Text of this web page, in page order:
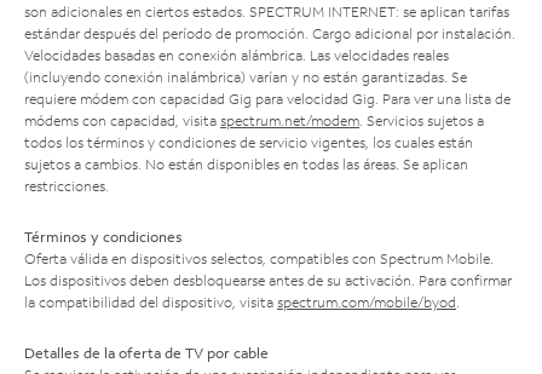
son adicionales en ciertos estados. SPECTRUM INTERNET: se aplican tarifas
estándar después del período de promoción. Cargo adicional por instalación.
Velocidades basadas en conexión alámbrica. Las velocidades reales
(incluyendo conexión inalámbrica) varían y no están garantizadas. Se
requiere módem con capacidad Gig para velocidad Gig. Para ver una lista de
módems con capacidad, visita spectrum.net/modem . Servicios sujetos a
todos los términos y condiciones de servicio vigentes, los cuales están
sujetos a cambios. No están disponibles en todas las áreas. Se aplican
restricciones.
Términos y condiciones
Oferta válida en dispositivos selectos, compatibles con Spectrum Mobile.
Los dispositivos deben desbloquearse antes de su activación. Para confirmar
la compatibilidad del dispositivo, visita spectrum.com/mobile/byod
Detalles de la oferta de TV por cable